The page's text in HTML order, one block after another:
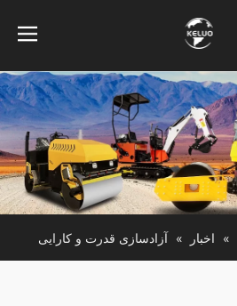
» اخبار » آزادسازی قدرت و کارایی